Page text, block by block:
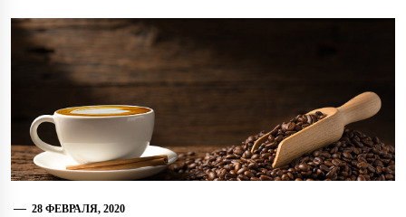
28 ФЕВРАЛЯ, 2020